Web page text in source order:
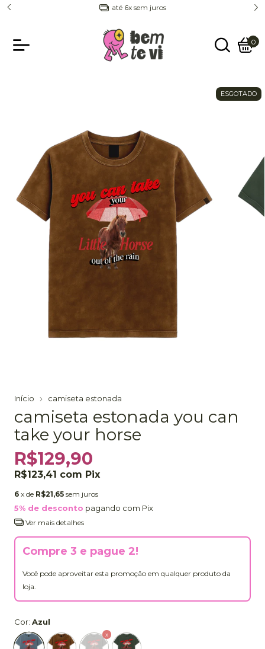
até 6x sem juros
0
ESGOTADO
Início camiseta estonada
camiseta estonada you can
take your horse
R$129,90
R$123,41 com Pix
6 x de R$21,65 sem juros
5% de desconto pagando com Pix
Ver mais detalhes
Compre 3 e pague 2!
Você pode aproveitar esta promoção em qualquer produto da
loja.
Cor: Azul